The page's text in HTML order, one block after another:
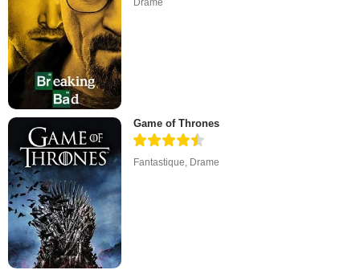
Drame
Game of Thrones
Fantastique Drame